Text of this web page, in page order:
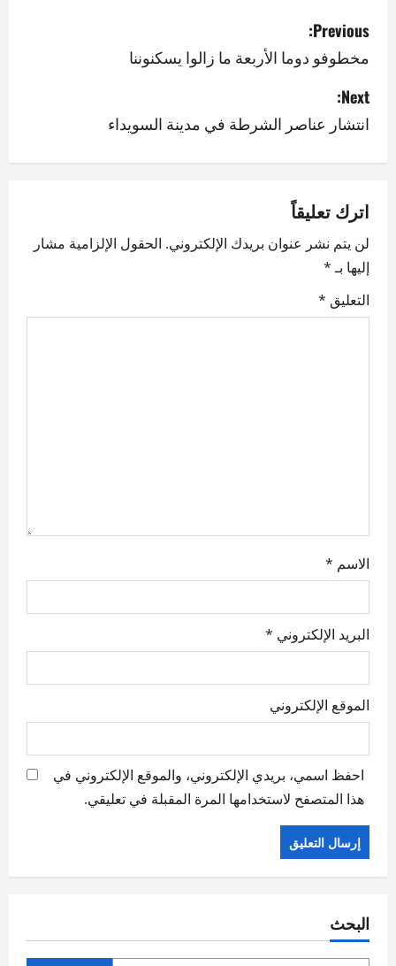
P
o
s
t
n
a
v
i
g
Previous:
مخطوفو دوما الأربعة ما زالوا يسكنوننا
Next:
انتشار عناصر الشرطة في مدينة السويداء
اترك تعليقاً
لن يتم نشر عنوان بريدك الإلكتروني. الحقول الإلزامية مشار
إليها بـ*
التعليق *
الاسم *
البريد الإلكتروني *
الموقع الإلكتروني
احفظ اسمي، بريدي الإلكتروني، والموقع الإلكتروني في
هذا المتصفح لاستخدامها المرة المقبلة في تعليقي.
البحث